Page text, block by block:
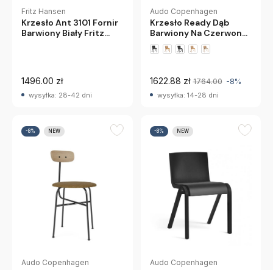
Fritz Hansen
Krzesło Ant 3101 Fornir
Barwiony Biały Fritz
1496.00 zł
wysyłka: 28-42 dni
Audo Copenhagen
Krzesło Ready Dąb
Barwiony Na Czerwono
Audo Copenhagen
1622.88 zł 1764.00 -8%
wysyłka: 14-28 dni
-8% NEW
Audo Copenhagen
-8% NEW
Audo Copenhagen